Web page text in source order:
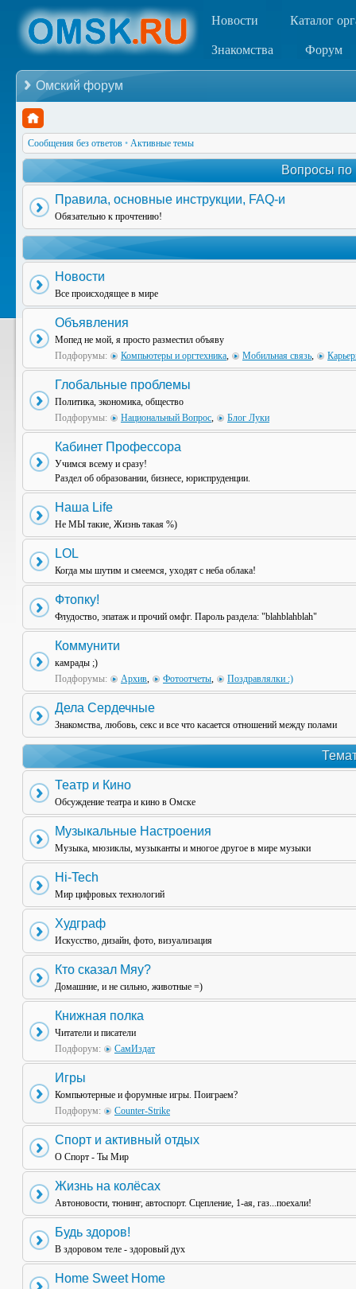
Новости Каталог
Знакомства Форум
Омский форум
Сообщения без ответов • Активные темы
Вопросы по
Правила, основные инструкции, FAQ-и
Обязательно к прочтению!
Новости
Все происходящее в мире
Объявления
Мопед не мой, я просто разместил объяву
Подфорумы:
Компьютеры и оргтехника, Мобильная связь,
Глобальные проблемы
Политика, экономика, общество
Подфорумы:
Национальный Вопрос, Блог Луки
Кабинет Профессора
Учимся всему и сразу!
Раздел об образовании, бизнесе, юриспруденции.
Наша Life
Не МЫ такие, Жизнь такая %)
LOL
Когда мы шутим и смеемся, уходят с неба облака!
Фтопку!
Флудоство, эпатаж и прочий омфг. Пароль раздела: "blahblahblah"
Коммунити
камрады ;)
Подфорумы:
Архив, Фотоотчеты, Поздравлялки :)
Дела Сердечные
Знакомства, любовь, секс и все что касается отношений между полами
Театр и Кино
Обсуждение театра и кино в Омске
Музыкальные Настроения
Музыка, мюзиклы, музыканты и многое другое в мире музыки
Hi-Tech
Мир цифровых технологий
Худграф
Искусство, дизайн, фото, визуализация
Кто сказал Мяу?
Домашние, и не сильно, животные =)
Книжная полка
Читатели и писатели
Подфорум:
СамИздат
Игры
Компьютерные и форумные игры. Поиграем?
Подфорум:
Counter-Strike
Спорт и активный отдых
О Спорт - Ты Мир
Жизнь на колёсах
Автоновости, тюнинг, автоспорт. Сцепление, 1-ая, газ...поехали!
Будь здоров!
В здоровом теле - здоровый дух
Home Sweet Home